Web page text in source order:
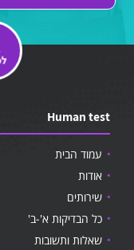
Human test
עמוד הבית
אודות
שירותים
כל הבדיקות א'-ב'
שאלות ותשובות